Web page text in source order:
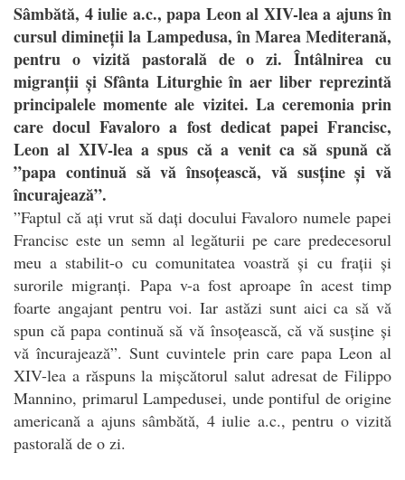
Sâmbătă, 4 iulie a.c., papa Leon al XIV-lea a ajuns în
cursul dimineții la Lampedusa, în Marea Mediterană,
pentru o vizită pastorală de o zi. Întâlnirea cu
migranții și Sfânta Liturghie în aer liber reprezintă
principalele momente ale vizitei. La ceremonia prin
care docul Favaloro a fost dedicat papei Francisc,
Leon al XIV-lea a spus că a venit ca să spună că
”papa continuă să vă însoțească, vă susține și vă
încurajează”.
”Faptul că ați vrut să dați docului Favaloro numele papei
Francisc este un semn al legăturii pe care predecesorul
meu a stabilit-o cu comunitatea voastră și cu frații și
surorile migranți. Papa v-a fost aproape în acest timp
foarte angajant pentru voi. Iar astăzi sunt aici ca să vă
spun că papa continuă să vă însoțească, că vă susține și
vă încurajează”. Sunt cuvintele prin care papa Leon al
XIV-lea a răspuns la mișcătorul salut adresat de Filippo
Mannino, primarul Lampedusei, unde pontiful de origine
americană a ajuns sâmbătă, 4 iulie a.c., pentru o vizită
pastorală de o zi.